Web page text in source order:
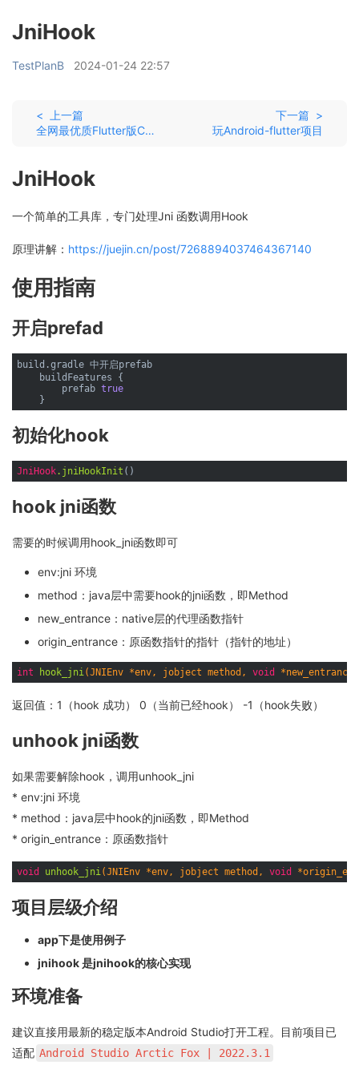
JniHook
TestPlanB 2024-01-24 22:57
< 上一篇
全网最优质Flutter版ChatGpt
下一篇 >
玩Android-flutter项目
JniHook
一个简单的工具库，专门处理Jni 函数调用Hook
原理讲解： https://juejin.cn/post/7268894037464367140
使用指南
开启prefad
build.gradle 中开启prefab
    buildFeatures {
        prefab
true
初始化hook
JniHook.jniHookInit
hook jni函数
需要的时候调用hook_jni函数即可
env:jni 环境
method：java层中需要hook的jni函数，即Method
new_entrance：native层的代理函数指针
origin_entrance：原函数指针的指针（指针的地址）
int hook_jni(JNIEnv *env, jobject method, void
返回值：1（hook 成功） 0（当前已经hook） -1（hook失败）
unhook jni函数
如果需要解除hook，调用unhook_jni
* env:jni 环境
* method：java层中hook的jni函数，即Method
* origin_entrance：原函数指针
void unhook_jni(JNIEnv *env, jobject method, void
项目层级介绍
app下是使用例子
jnihook 是jnihook的核心实现
环境准备
建议直接用最新的稳定版本Android Studio打开工程。目前项目已
适配 Android Studio Arctic Fox | 2022.3.1